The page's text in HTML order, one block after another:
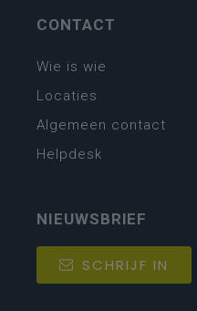
CONTACT
Wie is wie
Locaties
Algemeen contact
Helpdesk
NIEUWSBRIEF
SCHRIJF IN